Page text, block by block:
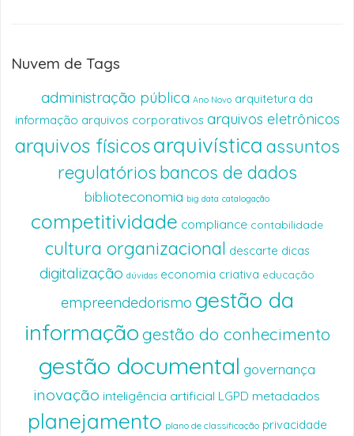
Nuvem de Tags
administração pública Ano Novo arquitetura da
informação arquivos corporativos arquivos eletrônicos
arquivos físicosarquivística assuntos
regulatórios bancos de dados
biblioteconomia big data catalogação
competitividade compliance contabilidade
cultura organizacional descarte dicas
digitalização dúvidas economia criativa educação
empreendedorismo gestão da
informaçãogestão do conhecimento
gestão documental governança
inovação inteligência artificial LGPD metadados
planejamento plano de classificação privacidade